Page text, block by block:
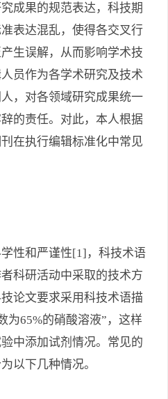
成果的规范表达，科技期
表达混乱，使得各交叉行
生误解，从而影响学术技
员作为各学术研究及技术
，对各领域研究成果统一
的责任。对此，本人根据
在执行编辑标准化中常见
性和严谨性[1]，科技术语
科研活动中采取的技术方
论文要求采用科技术语描
为65%的硝酸溶液”，这样
中添加试剂情况。常见的
以下几种情况。